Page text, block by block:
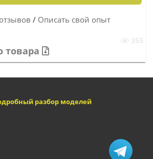
/ Описать свой опыт
товара
разбор моделей